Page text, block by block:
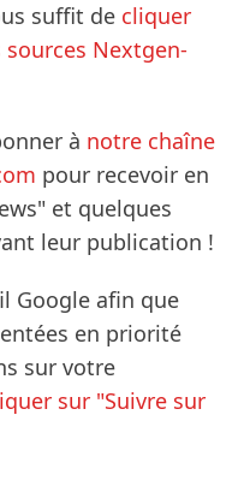
suffit de cliquer
Nextgen-
à notre chaîne
pour recevoir en
et quelques
leur publication !
Google afin que
en priorité
sur votre
sur "Suivre sur